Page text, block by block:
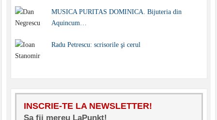
MUSICA PURITAS DOMINICA. Bijuteria din
Aquincum…
Radu Petrescu: scrisorile şi cerul
INSCRIE-TE LA NEWSLETTER!
Sa fii mereu LaPunkt!